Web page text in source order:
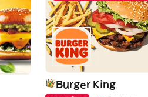
Burger King